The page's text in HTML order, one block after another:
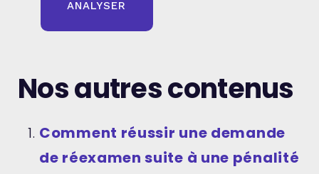
Nos autres contenus
Comment réussir une demande
de réexamen suite à une pénalité